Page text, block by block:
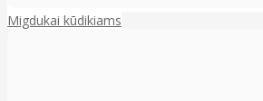
Migdukai kūdikiams